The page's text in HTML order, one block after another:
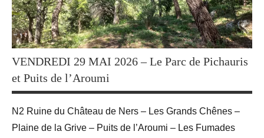
VENDREDI 29 MAI 2026 – Le Parc de Pichauris
et Puits de l’Aroumi
N2 Ruine du Château de Ners – Les Grands Chênes –
Plaine de la Grive – Puits de l’Aroumi – Les Fumades